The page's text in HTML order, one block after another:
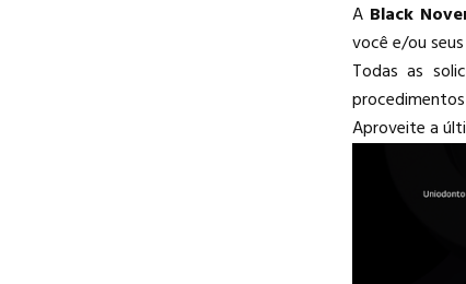
A Black
você e/ou
Todas as
Aproveite a